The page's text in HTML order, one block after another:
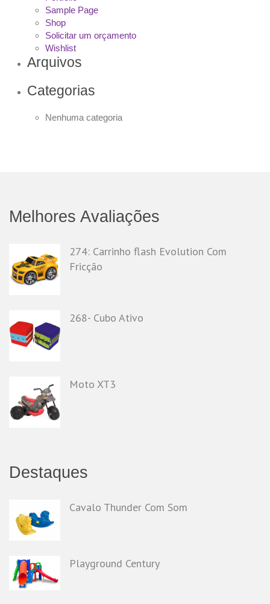
Sample Page
Shop
Solicitar um orçamento
Wishlist
Arquivos
Categorias
Nenhuma categoria
Melhores Avaliações
274: Carrinho flash Evolution Com
Fricção
268- Cubo Ativo
Moto XT3
Destaques
Cavalo Thunder Com Som
Playground Century